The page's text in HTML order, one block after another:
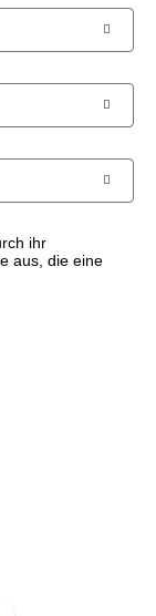
ihr
aus, die eine